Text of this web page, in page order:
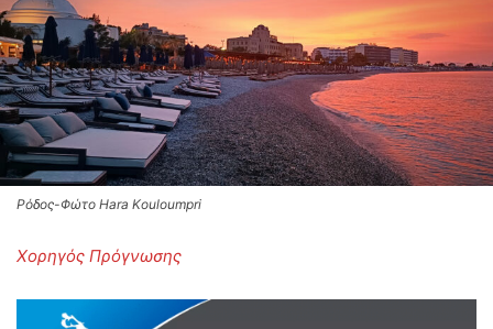
Ρόδος-Φώτο Hara Kouloumpri
Χορηγός Πρόγνωσης